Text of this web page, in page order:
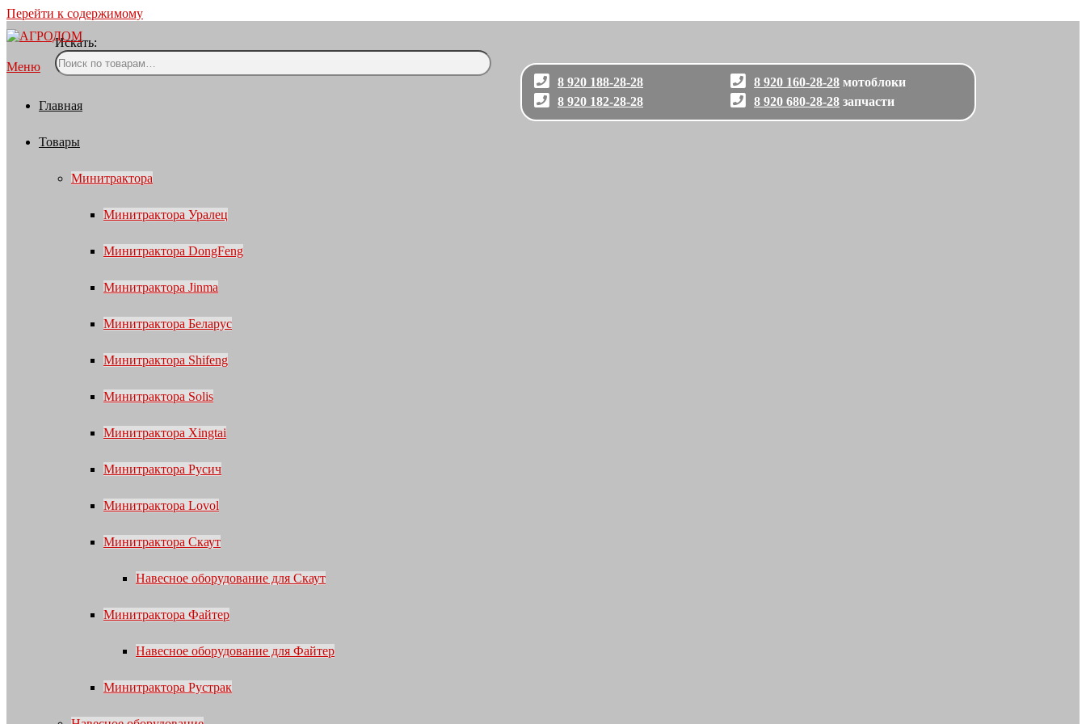
Перейти к содержимому
8 920 188-28-28
8 920 182-28-28
8 920 160-28-28 мотоблоки
8 920 680-28-28 запчасти
Искать:
Меню
Главная
Товары
Минитрактора
Минитрактора Уралец
Минитрактора DongFeng
Минитрактора Jinma
Минитрактора Беларус
Минитрактора Shifeng
Минитрактора Solis
Минитрактора Xingtai
Минитрактора Русич
Минитрактора Lovol
Минитрактора Скаут
Навесное оборудование для Скаут
Минитрактора Файтер
Навесное оборудование для Файтер
Минитрактора Рустрак